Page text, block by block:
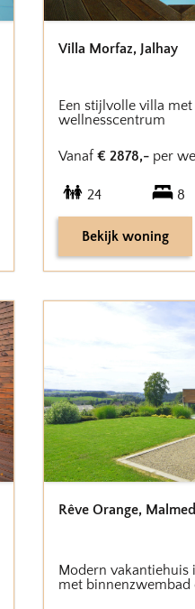
Villa Morfaz, Jalhay
Een stijlvolle villa met
wellnesscentrum
Vanaf € 2878,- per
24 8
Bekijk woning
Rêve Orange,
Modern vakantiehuis
met binnenzwembad